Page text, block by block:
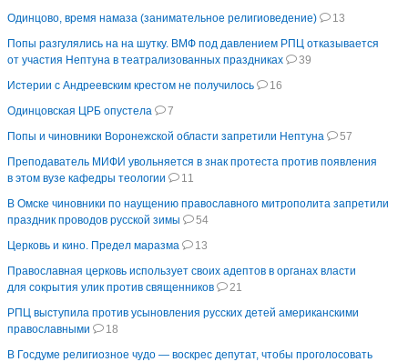
Одинцово, время намаза (занимательное религиоведение)
13
Попы разгулялись на на шутку. ВМФ под давлением РПЦ отказывается
от участия Нептуна в театрализованных праздниках
39
Истерии с Андреевским крестом не получилось
16
Одинцовская ЦРБ опустела
7
Попы и чиновники Воронежской области запретили Нептуна
57
Преподаватель МИФИ увольняется в знак протеста против появления
в этом вузе кафедры теологии
11
В Омске чиновники по наущению православного митрополита запретили
праздник проводов русской зимы
54
Церковь и кино. Предел маразма
13
Православная церковь использует своих адептов в органах власти
для сокрытия улик против священников
21
РПЦ выступила против усыновления русских детей американскими
православными
18
В Госдуме религиозное чудо — воскрес депутат, чтобы проголосовать